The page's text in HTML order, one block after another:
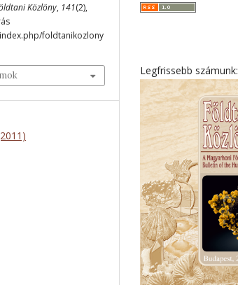
Közlöny, 141(2),
foldtanikozlony
Legfrissebb számunk: